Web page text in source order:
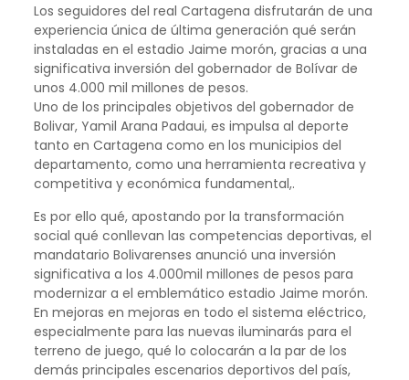
Los seguidores del real Cartagena disfrutarán de una
experiencia única de última generación qué serán
instaladas en el estadio Jaime morón, gracias a una
significativa inversión del gobernador de Bolívar de
unos 4.000 mil millones de pesos.
Uno de los principales objetivos del gobernador de
Bolivar, Yamil Arana Padaui, es impulsa al deporte
tanto en Cartagena como en los municipios del
departamento, como una herramienta recreativa y
competitiva y económica fundamental,.
Es por ello qué, apostando por la transformación
social qué conllevan las competencias deportivas, el
mandatario Bolivarenses anunció una inversión
significativa a los 4.000mil millones de pesos para
modernizar a el emblemático estadio Jaime morón.
En mejoras en mejoras en todo el sistema eléctrico,
especialmente para las nuevas iluminarás para el
terreno de juego, qué lo colocarán a la par de los
demás principales escenarios deportivos del país,